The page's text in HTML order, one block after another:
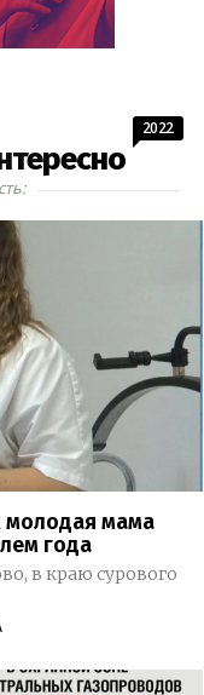
2022
молодая мама
года